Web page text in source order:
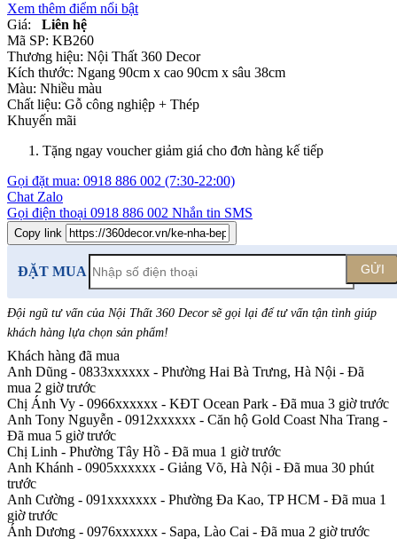
Xem thêm điểm nổi bật
Giá:
Liên hệ
Mã SP: KB260
Thương hiệu: Nội Thất 360 Decor
Kích thước: Ngang 90cm x cao 90cm x sâu 38cm
Màu: Nhiều màu
Chất liệu: Gỗ công nghiệp + Thép
Khuyến mãi
Tặng ngay voucher giảm giá cho đơn hàng kế tiếp
Gọi đặt mua: 0918 886 002 (7:30-22:00)
Chat Zalo
Gọi điện thoại 0918 886 002 Nhắn tin SMS
Copy link
ĐẶT MUA GỬI
Đội ngũ tư vấn của Nội Thất 360 Decor sẽ gọi lại để tư vấn tận tình giúp
khách hàng lựa chọn sản phẩm!
Khách hàng đã mua
Anh Dũng - 0833xxxxxx - Phường Hai Bà Trưng, Hà Nội - Đã
mua 2 giờ trước
Chị Ánh Vy - 0966xxxxxx - KĐT Ocean Park - Đã mua 3 giờ trước
Anh Tony Nguyễn - 0912xxxxxx - Căn hộ Gold Coast Nha Trang -
Đã mua 5 giờ trước
Chị Linh - Phường Tây Hồ - Đã mua 1 giờ trước
Anh Khánh - 0905xxxxxx - Giảng Võ, Hà Nội - Đã mua 30 phút
trước
Anh Cường - 091xxxxxxx - Phường Đa Kao, TP HCM - Đã mua 1
giờ trước
Ánh Dương - 0976xxxxxx - Sapa, Lào Cai - Đã mua 2 giờ trước